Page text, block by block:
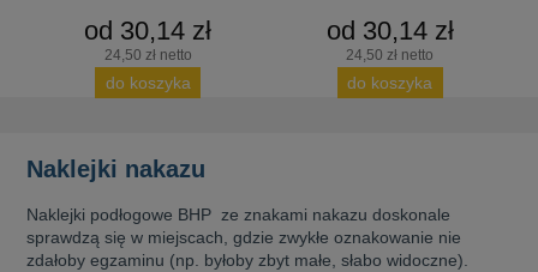
od 30,14 zł
24,50 zł netto
do koszyka
od 30,14 zł
24,50 zł netto
do koszyka
Naklejki nakazu
Naklejki podłogowe BHP ze znakami nakazu doskonale
sprawdzą się w miejscach, gdzie zwykłe oznakowanie nie
zdałoby egzaminu (np. byłoby zbyt małe, słabo widoczne).